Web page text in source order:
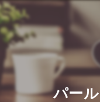
パー